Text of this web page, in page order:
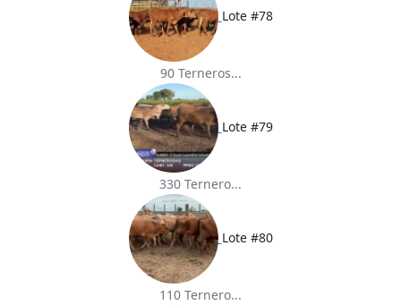
Lote #78
90 Terneros...
Lote #79
330 Ternero...
Lote #80
110 Ternero...